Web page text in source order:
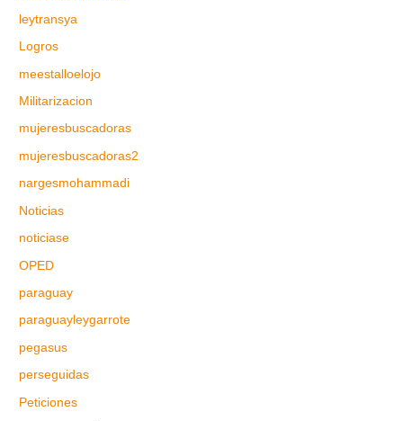
leytransya
Logros
meestalloelojo
Militarizacion
mujeresbuscadoras
mujeresbuscadoras2
nargesmohammadi
Noticias
noticiase
OPED
paraguay
paraguayleygarrote
pegasus
perseguidas
Peticiones